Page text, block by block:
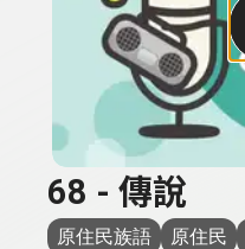
68 - 傳說
原住民族語 原住民